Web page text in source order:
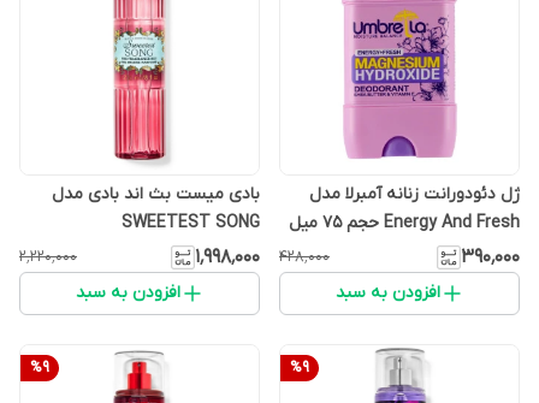
ژل دئودورانت زنانه آمبرلا مدل
Energy And Fresh حجم 75 میل
۳۹۰٬۰۰۰ ۴۲۸٬۰۰۰
افزودن به سبد
بادی میست بث اند بادی مدل
SWEETEST SONG
۱٬۹۹۸٬۰۰۰ ۲٬۲۲۰٬۰۰۰
افزودن به سبد
%9
%9